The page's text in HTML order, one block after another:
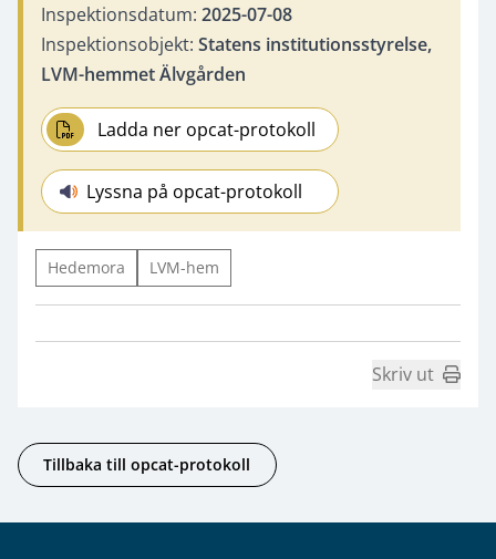
Inspektionsdatum: 2025-07-08
Inspektionsobjekt: Statens institutionsstyrelse,
LVM-hemmet Älvgården
Ladda ner opcat-protokoll
Lyssna på opcat-protokoll
Hedemora LVM-hem
Skriv ut
Tillbaka till opcat-protokoll